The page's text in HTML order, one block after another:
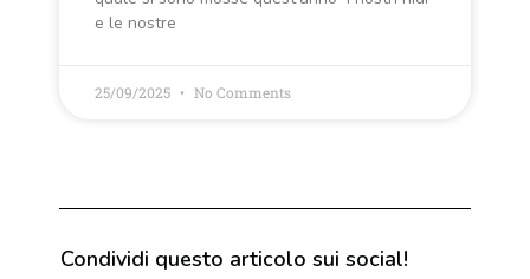
e le nostre
25/09/2025 No Comments
Condividi questo articolo sui social!